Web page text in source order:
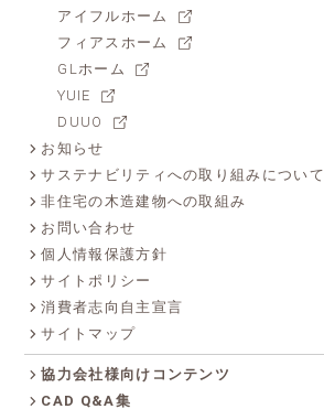
アイフルホーム
フィアスホーム
GLホーム
YUIE
DUUO
お知らせ
サステナビリティへの取り組みについて
非住宅の木造建物への取組み
お問い合わせ
個人情報保護方針
サイトポリシー
消費者志向自主宣言
サイトマップ
協力会社様向けコンテンツ
CAD Q&A集